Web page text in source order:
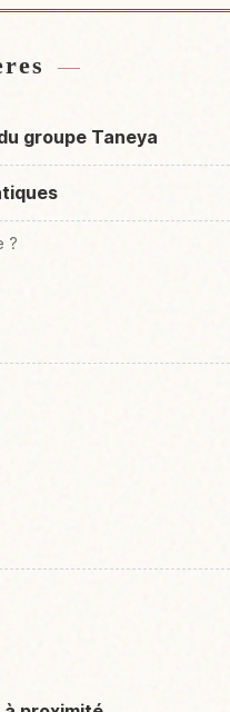
groupe Taneya
?